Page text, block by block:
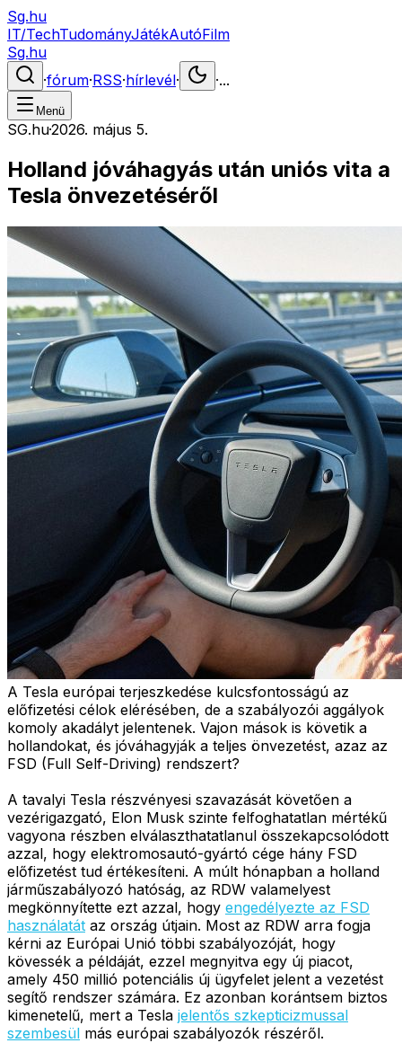
Sg.hu
IT/TechTudományJátékAutóFilm
Sg.hu
·fórum·RSS·hírlevél· ·...
Menü
SG.hu·2026. május 5.
Holland jóváhagyás után uniós vita a
Tesla önvezetéséről
A Tesla európai terjeszkedése kulcsfontosságú az
előfizetési célok elérésében, de a szabályozói aggályok
komoly akadályt jelentenek. Vajon mások is követik a
hollandokat, és jóváhagyják a teljes önvezetést, azaz az
FSD (Full Self-Driving) rendszert?
A tavalyi Tesla részvényesi szavazását követően a
vezérigazgató, Elon Musk szinte felfoghatatlan mértékű
vagyona részben elválaszthatatlanul összekapcsolódott
azzal, hogy elektromosautó-gyártó cége hány FSD
előfizetést tud értékesíteni. A múlt hónapban a holland
járműszabályozó hatóság, az RDW valamelyest
megkönnyítette ezt azzal, hogy engedélyezte az FSD
használatát az ország útjain. Most az RDW arra fogja
kérni az Európai Unió többi szabályozóját, hogy
kövessék a példáját, ezzel megnyitva egy új piacot,
amely 450 millió potenciális új ügyfelet jelent a vezetést
segítő rendszer számára. Ez azonban korántsem biztos
kimenetelű, mert a Tesla jelentős szkepticizmussal
szembesül más európai szabályozók részéről.